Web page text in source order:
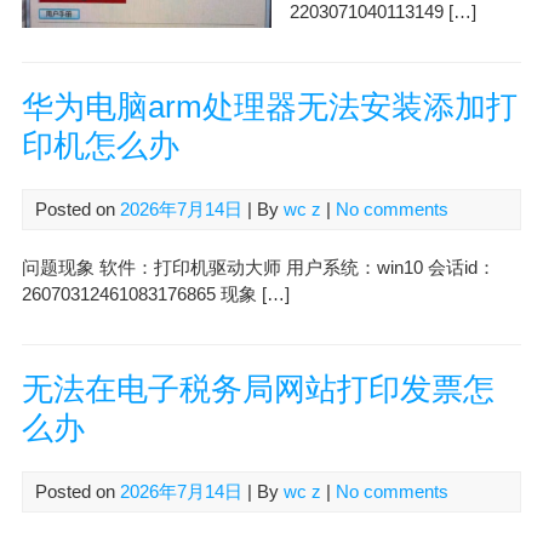
2203071040113149 […]
华为电脑arm处理器无法安装添加打
印机怎么办
Posted on 2026年7月14日 | By wc z No comments
问题现象 软件：打印机驱动大师 用户系统：win10 会话id：
26070312461083176865 现象 […]
无法在电子税务局网站打印发票怎
么办
Posted on 2026年7月14日 | By wc z No comments